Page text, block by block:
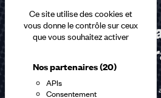
Ce site utilise des cookies et
vous donne le contrôle sur ceux
que vous souhaitez activer
Nos partenaires(20)
APIs
Consentement
Abonnez-vous à
En m'inscrivant à la newsletter,